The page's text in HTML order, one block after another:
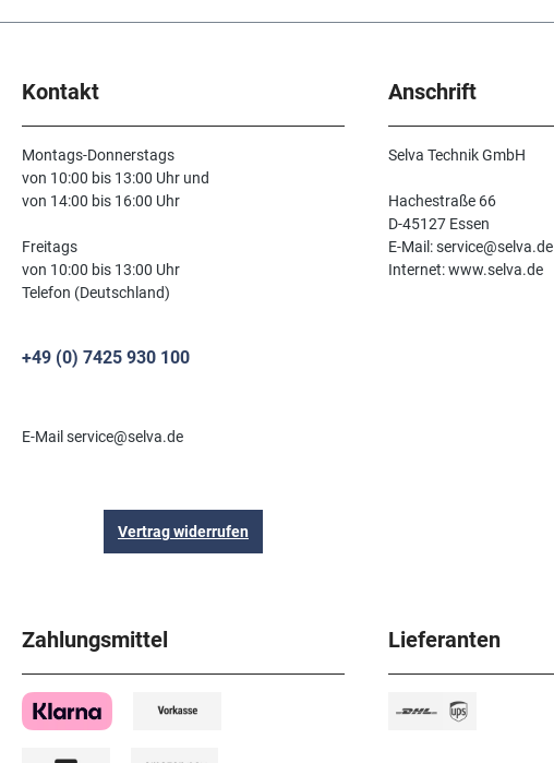
Kontakt
Montags-Donnerstags
von 10:00 bis 13:00 Uhr und
von 14:00 bis 16:00 Uhr
Freitags
von 10:00 bis 13:00 Uhr
Telefon (Deutschland)
+49 (0) 7425 930 100
E-Mail service@selva.de
Vertrag widerrufen
Anschrift
Selva Technik GmbH
Hachestraße 66
D-45127 Essen
E-Mail: service@selva.de
Internet: www.selva.de
Zahlungsmittel Lieferanten